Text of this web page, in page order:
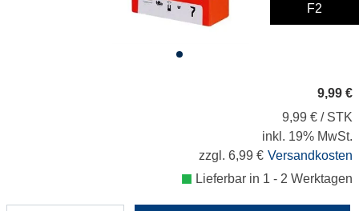
F2
9,99 €
9,99 € / STK
inkl. 19% MwSt.
zzgl. 6,99 € Versandkosten
Lieferbar in 1 - 2 Werktagen